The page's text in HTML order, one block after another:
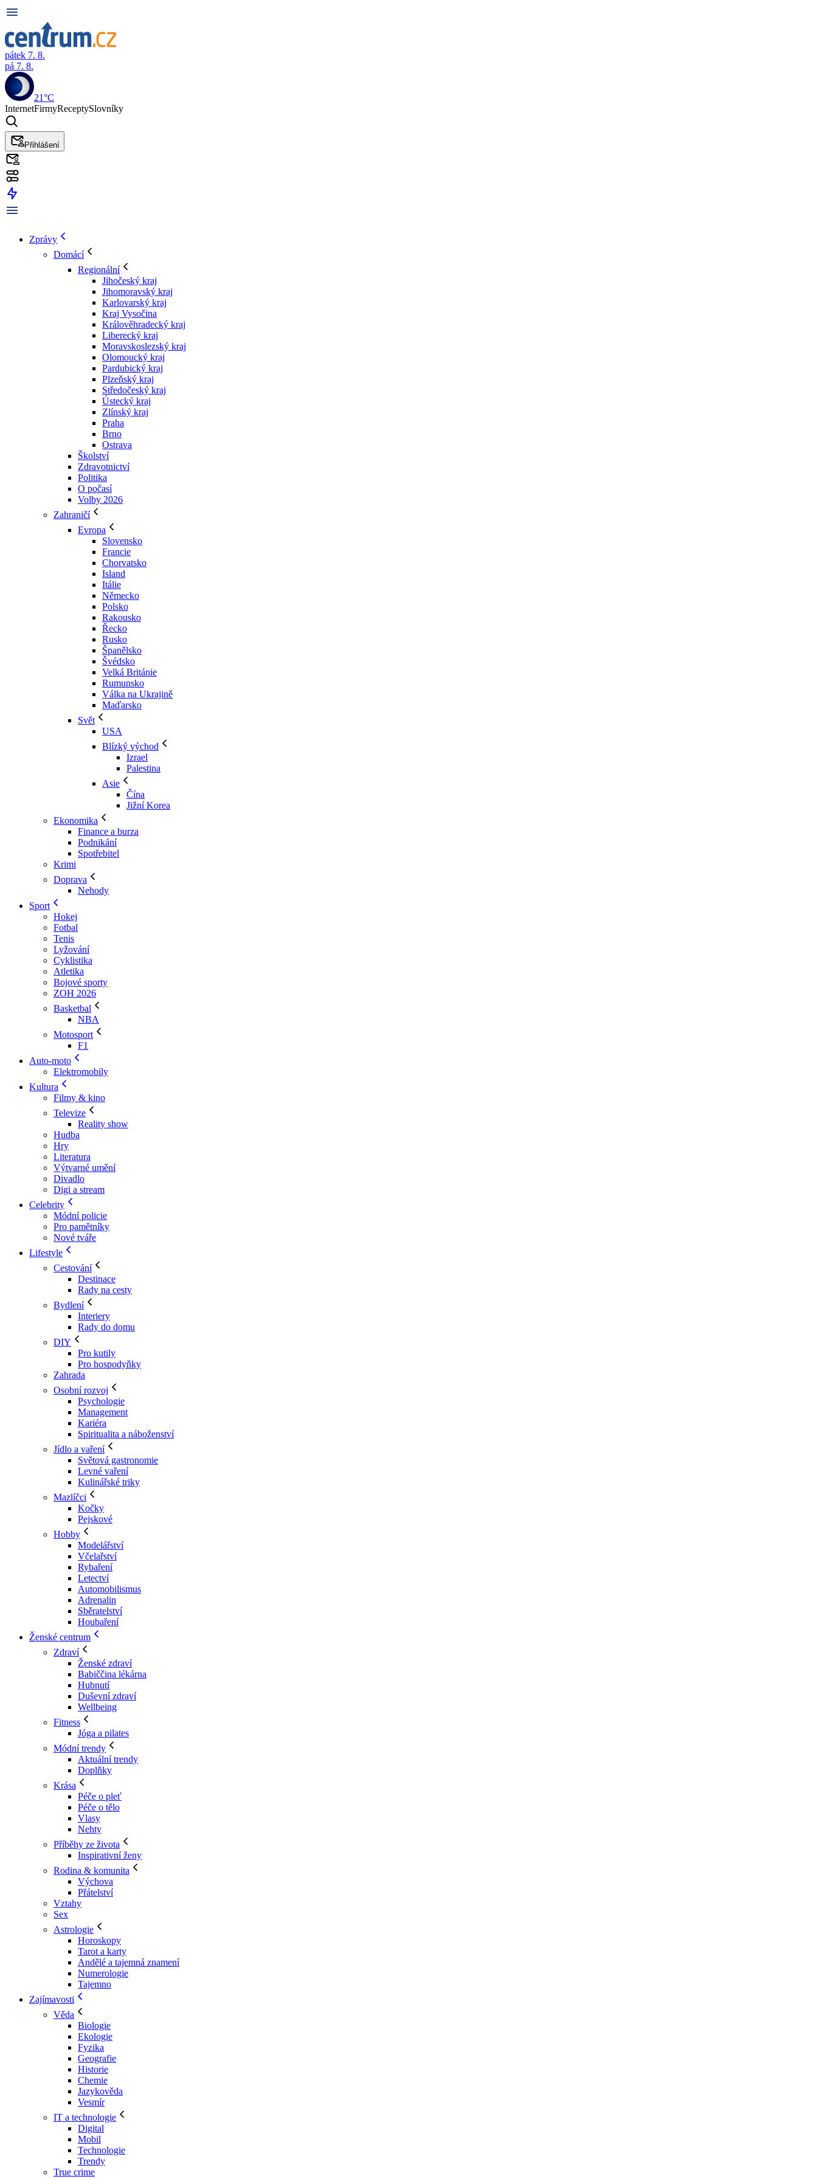
pátek 7. 8.
pá 7. 8.
21°C
InternetFirmyReceptySlovníky
Přihlášení
Zprávy
Domácí
Regionální
Jihočeský kraj
Jihomoravský kraj
Karlovarský kraj
Kraj Vysočina
Králověhradecký kraj
Liberecký kraj
Moravskoslezský kraj
Olomoucký kraj
Pardubický kraj
Plzeňský kraj
Středočeský kraj
Ústecký kraj
Zlínský kraj
Praha
Brno
Ostrava
Školství
Zdravotnictví
Politika
O počasí
Volby 2026
Zahraničí
Evropa
Slovensko
Francie
Chorvatsko
Island
Itálie
Německo
Polsko
Rakousko
Řecko
Rusko
Španělsko
Švédsko
Velká Británie
Rumunsko
Válka na Ukrajině
Maďarsko
Svět
USA
Blízký východ
Izrael
Palestina
Asie
Čína
Jižní Korea
Ekonomika
Finance a burza
Podnikání
Spotřebitel
Krimi
Doprava
Nehody
Sport
Hokej
Fotbal
Tenis
Lyžování
Cyklistika
Atletika
Bojové sporty
ZOH 2026
Basketbal
NBA
Motosport
F1
Auto-moto
Elektromobily
Kultura
Filmy & kino
Televize
Reality show
Hudba
Hry
Literatura
Výtvarné umění
Divadlo
Digi a stream
Celebrity
Módní policie
Pro pamětníky
Nové tváře
Lifestyle
Cestování
Destinace
Rady na cesty
Bydlení
Interiery
Rady do domu
DIY
Pro kutily
Pro hospodyňky
Zahrada
Osobní rozvoj
Psychologie
Management
Kariéra
Spiritualita a náboženství
Jídlo a vaření
Světová gastronomie
Levné vaření
Kulinářské triky
Mazlíčci
Kočky
Pejskové
Hobby
Modelářství
Včelařství
Rybaření
Letectví
Automobilismus
Adrenalin
Sběratelství
Houbaření
Ženské centrum
Zdraví
Ženské zdraví
Babiččina lékárna
Hubnutí
Duševní zdraví
Wellbeing
Fitness
Jóga a pilates
Módní trendy
Aktuální trendy
Doplňky
Krása
Péče o pleť
Péče o tělo
Vlasy
Nehty
Příběhy ze života
Inspirativní ženy
Rodina & komunita
Výchova
Přátelství
Vztahy
Sex
Astrologie
Horoskopy
Tarot a karty
Andělé a tajemná znamení
Numerologie
Tajemno
Zajímavosti
Věda
Biologie
Ekologie
Fyzika
Geografie
Historie
Chemie
Jazykověda
Vesmír
IT a technologie
Digital
Mobil
Technologie
Trendy
True crime